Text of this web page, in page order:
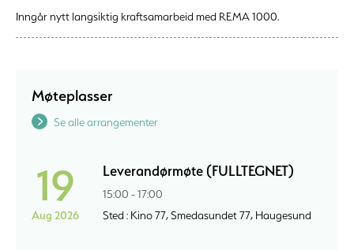
Inngår nytt langsiktig kraftsamarbeid med REMA 1000.
Møteplasser
Se alle arrangementer
19
Aug 2026
Leverandørmøte (FULLTEGNET)
15:00 - 17:00
Sted : Kino 77, Smedasundet 77, Haugesund